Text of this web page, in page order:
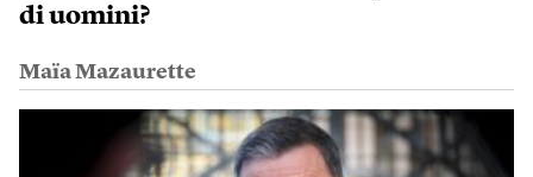
di uomini?
Maïa Mazaurette